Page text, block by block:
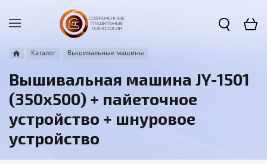
Каталог Вышивальные машины
Вышивальная машина JY-1501
(350х500) + пайеточное
устройство + шнуровое
устройство